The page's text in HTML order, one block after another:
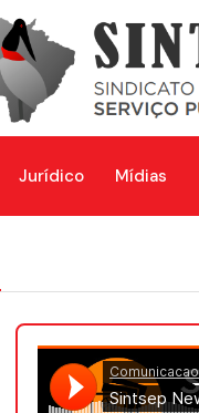
Jurídico Mídias